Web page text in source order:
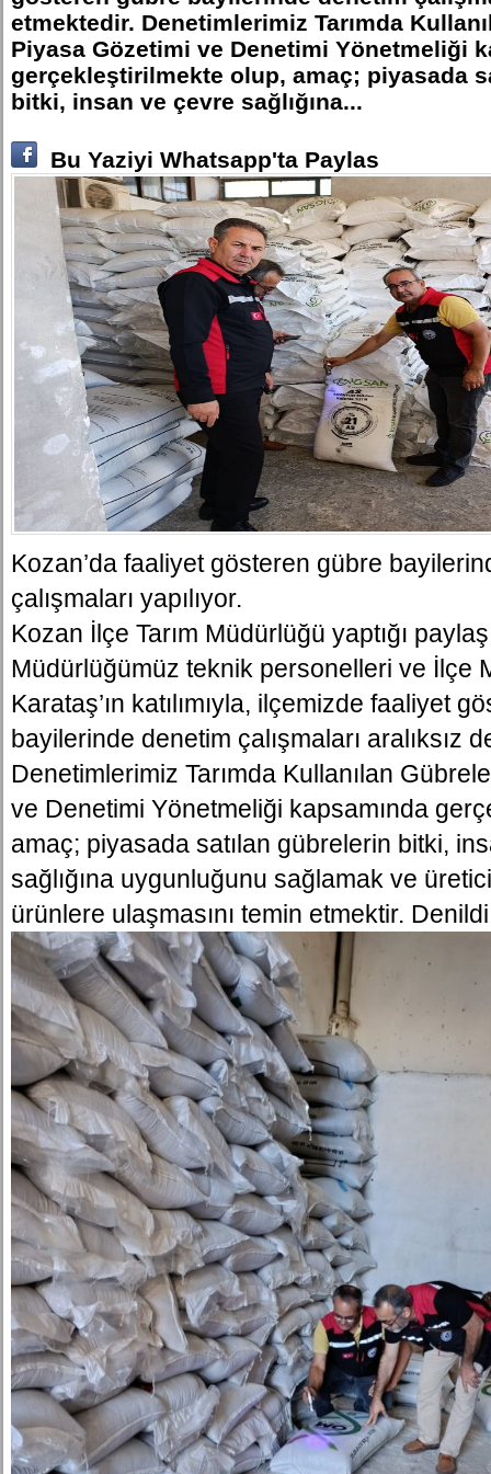
etmektedir. Denetimlerimiz Tarımda
Piyasa Gözetimi ve Denetimi Yönetmeliği
gerçekleştirilmekte olup, amaç; piyasada
bitki, insan ve çevre sağlığına...
Bu Yaziyi Whatsapp'ta Paylas
Kozan’da faaliyet gösteren gübre
çalışmaları yapılıyor.
Kozan İlçe Tarım Müdürlüğü yaptığı
Müdürlüğümüz teknik personelleri ve İlçe
Karataş’ın katılımıyla, ilçemizde faaliyet
bayilerinde denetim çalışmaları aralıksız
Denetimlerimiz Tarımda Kullanılan
ve Denetimi Yönetmeliği kapsamında
amaç; piyasada satılan gübrelerin bitki,
sağlığına uygunluğunu sağlamak ve
ürünlere ulaşmasını temin etmektir. Denildi